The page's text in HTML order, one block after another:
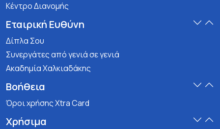
Κέντρο Διανομής
Εταιρική Ευθύνη
Δίπλα Σου
Συνεργάτες από γενιά σε γενιά
Ακαδημία Χαλκιαδάκης
Βοήθεια
Όροι χρήσης Xtra Card
Χρήσιμα